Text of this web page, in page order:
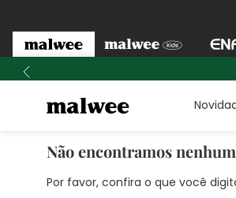
Não encontramos
Por favor, confira o que você